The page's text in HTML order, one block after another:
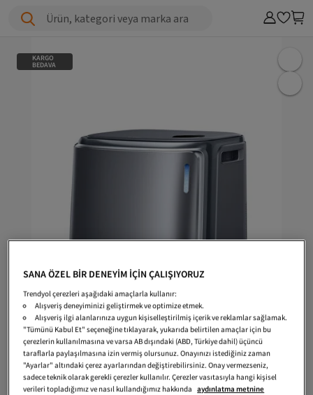
Ürün, kategori veya marka ara
KARGO
BEDAVA
SANA ÖZEL BİR DENEYİM İÇİN ÇALIŞIYORUZ
Trendyol çerezleri aşağıdaki amaçlarla kullanır:
Alışveriş deneyiminizi geliştirmek ve optimize etmek.
Alışveriş ilgi alanlarınıza uygun kişiselleştirilmiş içerik ve reklamlar sağlamak.
"Tümünü Kabul Et" seçeneğine tıklayarak, yukarıda belirtilen amaçlar için bu
çerezlerin kullanılmasına ve varsa AB dışındaki (ABD, Türkiye dahil) üçüncü
taraflarla paylaşılmasına izin vermiş olursunuz. Onayınızı istediğiniz zaman
"Ayarlar" altındaki çerez ayarlarından değiştirebilirsiniz. Onay vermezseniz,
sadece teknik olarak gerekli çerezler kullanılır. Çerezler vasıtasıyla hangi kişisel
verileri topladığımız ve nasıl kullandığımız hakkında aydınlatma metnine